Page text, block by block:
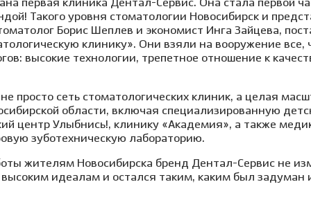
детского зуба
Лечение ВНЧС
Пародонтология
Хирургическая
пародонтология
Удаление
Удаление
Лечение
первая клиника Дентал-Сервис. Она стала первой
Такого уровня стоматологии Новосибирск и
Борис Шеплев и экономист Инга Зайцева,
клинику». Они взяли на вооружение все,
высокие технологии, трепетное отношение к
просто сеть стоматологических клиник, а целая
области, включая специализированную
центр Улыбнись!, клинику «Академия», а также
зуботехническую лабораторию.
жителям Новосибирска бренд Дентал-Сервис не
идеалам и остался таким, каким был задуман